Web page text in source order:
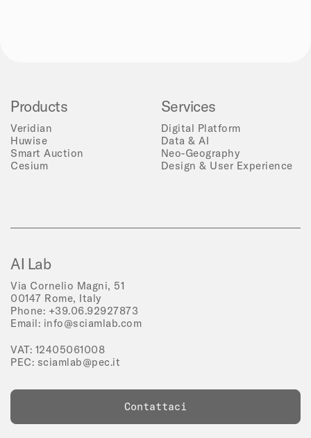
Products
Veridian
Huwise
Smart Auction
Cesium
Services
Digital Platform
Data & AI
Neo-Geography
Design & User Experience
AI Lab
Via Cornelio Magni, 51
00147 Rome, Italy
Phone: +39.06.92927873
Email: info@sciamlab.com
VAT: 12405061008
PEC: sciamlab@pec.it
Contattaci